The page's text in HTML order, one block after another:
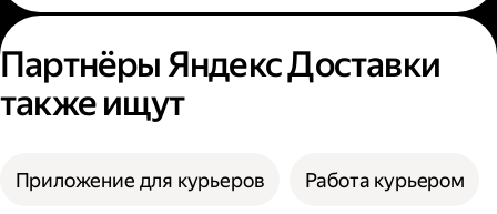
Партнёры Яндекс Доставки
также ищут
Приложение для курьеров Работа курьером